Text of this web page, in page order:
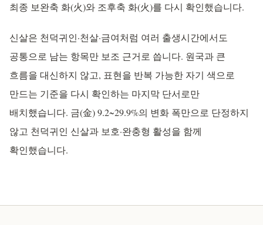
최종 보완축 화(火)와 조후축 화(火)를 다시 확인했습니다.
신살은 천덕귀인·천살·금여처럼 여러 출생시간에서도
공통으로 남는 항목만 보조 근거로 씁니다. 원국과 큰
흐름을 대신하지 않고, 표현을 반복 가능한 자기 색으로
만드는 기준을 다시 확인하는 마지막 단서로만
배치했습니다. 금(金) 9.2~29.9%의 변화 폭만으로 단정하지
않고 천덕귀인 신살과 보호·완충형 활성을 함께
확인했습니다.